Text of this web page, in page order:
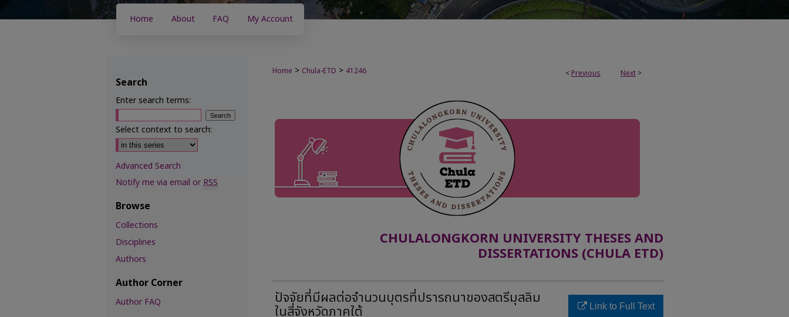
Home About FAQ My Account
< Previous Next >
Home > Chula-ETD > 41246
CHULALONGKORN UNIVERSITY THESES AND
DISSERTATIONS (CHULA ETD)
ปัจจัยที่มีผลต่อจำนวนบุตรที่ปรารถนาของสตรีมุสลิม
ในสี่จังหวัดภาคใต้ Link to Full Text
Search
Enter search terms:
Select context to search:
Advanced Search
Notify me via email orRSS
Browse
Collections
Disciplines
Authors
Author Corner
Author FAQ